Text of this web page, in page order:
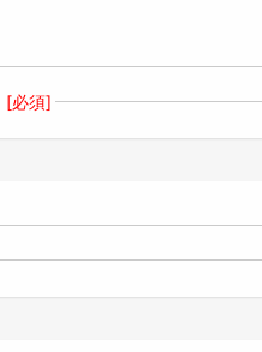
[必須]